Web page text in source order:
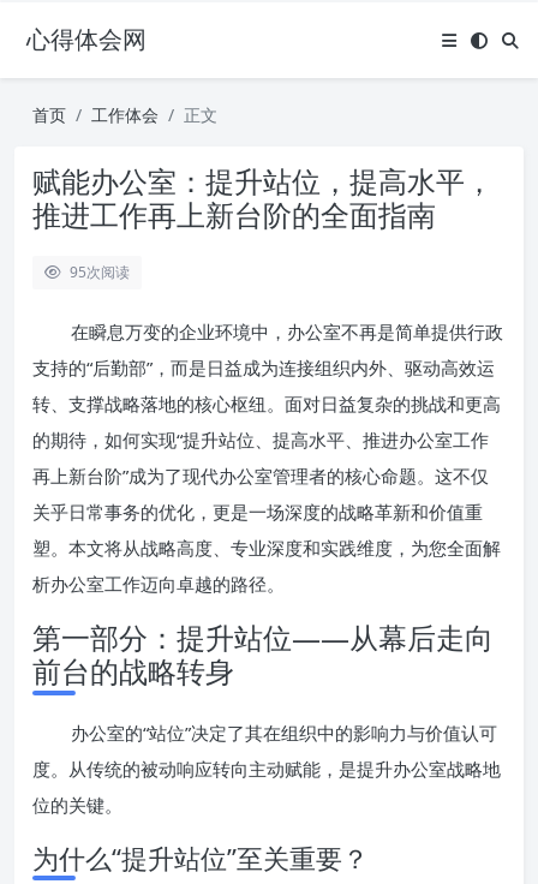
心得体会网
首页 工作体会 正文
赋能办公室：提升站位，提高水平，
推进工作再上新台阶的全面指南
95次阅读
在瞬息万变的企业环境中，办公室不再是简单提供行政
支持的“后勤部”，而是日益成为连接组织内外、驱动高效运
转、支撑战略落地的核心枢纽。面对日益复杂的挑战和更高
的期待，如何实现“提升站位、提高水平、推进办公室工作
再上新台阶”成为了现代办公室管理者的核心命题。这不仅
关乎日常事务的优化，更是一场深度的战略革新和价值重
塑。本文将从战略高度、专业深度和实践维度，为您全面解
析办公室工作迈向卓越的路径。
第一部分：提升站位——从幕后走向
前台的战略转身
办公室的“站位”决定了其在组织中的影响力与价值认可
度。从传统的被动响应转向主动赋能，是提升办公室战略地
位的关键。
为什么“提升站位”至关重要？